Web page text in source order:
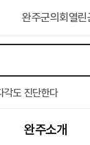
완주군의회 열린
운영
으로 치과 치료
각도 진단한다
건강 변화 직접 확인”
안전 지킨다”
미래 진로 그린다
완주소개